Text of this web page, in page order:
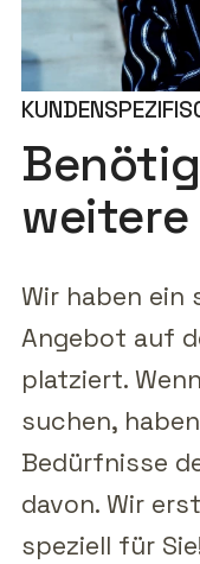
Wir haben
Angebot auf
platziert.
suchen,
Bedürfnisse
davon. Wir
speziell für